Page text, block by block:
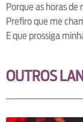
Porque as horas de
Prefiro que me
E que prossiga
OUTROS